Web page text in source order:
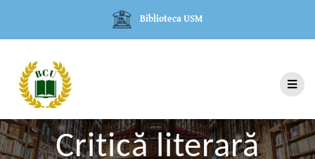
Biblioteca USM
Critică literară